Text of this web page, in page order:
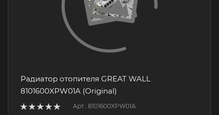
Радиатор отопителя GREAT WALL
8101600XPW01A (Original)
Арт.: 8101600XPW01A